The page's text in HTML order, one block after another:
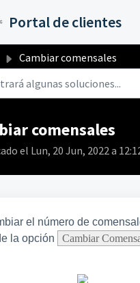
Portal de clientes
Cambiar comensales
comensales
el Lun, 20 Jun, 2022 a
el número de
la opción
Cambiar